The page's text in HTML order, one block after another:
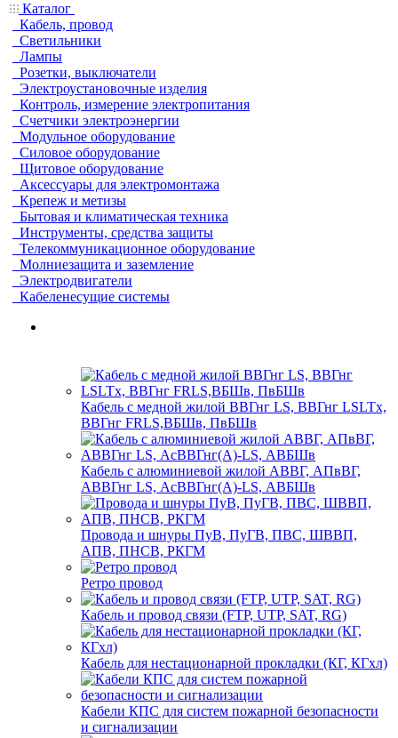
Каталог
Кабель, провод
Светильники
Лампы
Розетки, выключатели
Электроустановочные изделия
Контроль, измерение электропитания
Счетчики электроэнергии
Модульное оборудование
Силовое оборудование
Щитовое оборудование
Аксессуары для электромонтажа
Крепеж и метизы
Бытовая и климатическая техника
Инструменты, средства защиты
Телекоммуникационное оборудование
Молниезащита и заземление
Электродвигатели
Кабеленесущие системы
Кабель с медной жилой ВВГнг LS, ВВГнг LSLTx,
ВВГнг FRLS,ВБШв, ПвБШв
Кабель с алюминиевой жилой АВВГ, АПвВГ,
АВВГнг LS, АсВВГнг(А)-LS, АВБШв
Провода и шнуры ПуВ, ПуГВ, ПВС, ШВВП,
АПВ, ПНСВ, РКГМ
Ретро провод
Кабель и провод связи (FTP, UTP, SAT, RG)
Кабель для нестационарной прокладки (КГ, КГхл)
Кабели КПС для систем пожарной безопасности
и сигнализации